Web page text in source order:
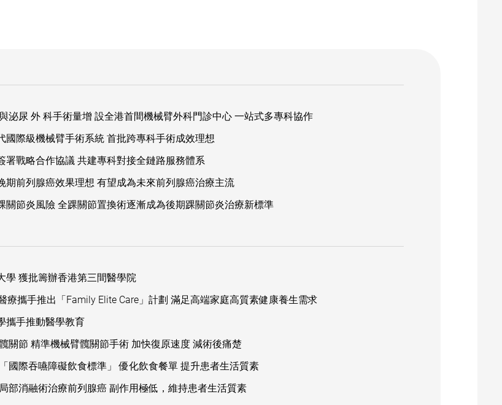
泌尿 外 科手術量增 設全港首間機械臂外科門診中心 一站式多專科協作
國際級機械臂手術系統 首批跨專科手術成效理想
署戰略合作協議 共建專科對接全鏈路服務體系
期前列腺癌效果理想 有望成為未來前列腺癌治療主流
關節炎風險 全踝關節置換術逐漸成為後期踝關節炎治療新標準
學 獲批籌辦香港第三間醫學院
療攜手推出「Family Elite Care」計劃 滿足高端家庭高質素健康養生需求
攜手推動醫學教育
關節 精準機械臂髖關節手術 加快復原速度 減術後痛楚
國際吞嚥障礙飲食標準」 優化飲食餐單 提升患者生活質素
部消融術治療前列腺癌 副作用極低，維持患者生活質素